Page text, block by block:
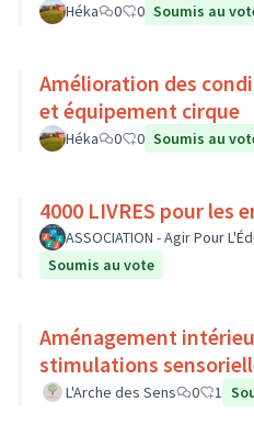
Héka 0 0 Soumis au
Amélioration des
et équipement cirque
Héka 0 0 Soumis au
4000 LIVRES pour les
ASSOCIATION - Agir Pour
Soumis au vote
Aménagement
stimulations
L'Arche des Sens 0 1